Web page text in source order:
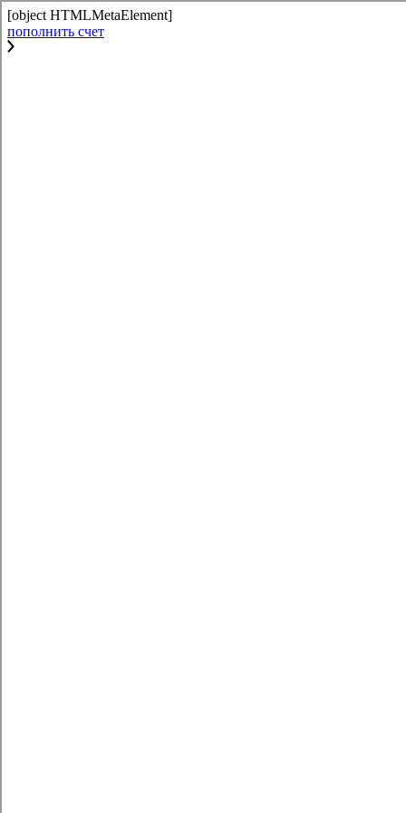
[object HTMLMetaElement]
пополнить счет